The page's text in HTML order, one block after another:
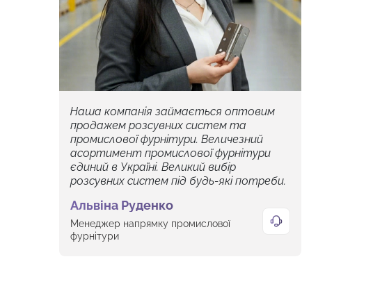
Наша компанія займається оптовим
продажем розсувних систем та
промислової фурнітури. Величезний
асортимент промислової фурнітури
єдиний в Україні. Великий вибір
розсувних систем під будь-які потреби.
Альвіна Руденко
Менеджер напрямку промислової
фурнітури